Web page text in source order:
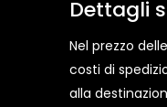
Dettagli
Nel prezzo
costi di
alla